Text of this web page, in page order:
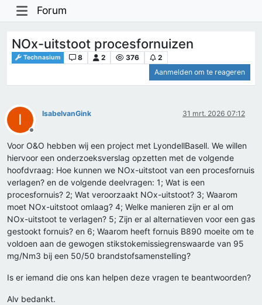
Forum
NOx-uitstoot procesfornuizen
Technasium 8 2 376
2
Aanmelden om te reageren
I
Offline
IsabelvanGink 31 mrt. 2026 07:12
Voor O&O hebben wij een project met LyondellBasell. We willen
hiervoor een onderzoeksverslag opzetten met de volgende
hoofdvraag: Hoe kunnen we NOx-uitstoot van een procesfornuis
verlagen? en de volgende deelvragen: 1; Wat is een
procesfornuis? 2; Wat veroorzaakt NOx-uitstoot? 3; Waarom
moet NOx-uitstoot omlaag? 4; Welke manieren zijn er al om
NOx-uitstoot te verlagen? 5; Zijn er al alternatieven voor een gas
gestookt fornuis? en 6; Waarom heeft fornuis B890 moeite om te
voldoen aan de gewogen stikstokemissiegrenswaarde van 95
mg/Nm3 bij een 50/50 brandstofsamenstelling?
Is er iemand die ons kan helpen deze vragen te beantwoorden?
Alv bedankt.